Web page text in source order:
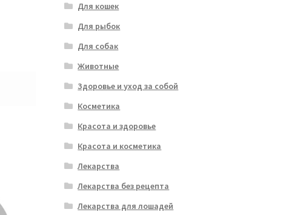
Для кошек
Для рыбок
Для собак
Животные
Здоровье и уход за собой
Косметика
Красота и здоровье
Красота и косметика
Лекарства
Лекарства без рецепта
Лекарства для лошадей